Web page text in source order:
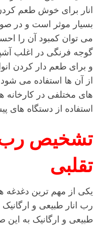
انار برای خوش طعم
بسیار موثر است و در
می توان کمبود آن را
گوجه فرنگی در اغلب
و برای طعم دار کردن
از آن ها استفاده می
های مختلفی در
استفاده از دستگاه های
تشخیص رب
تقلبی
یکی از مهم ترین
رب انار طبیعی و
طبیعی و ارگانیک به